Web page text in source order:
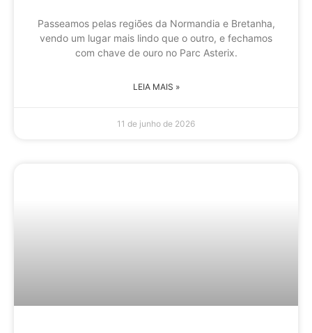
Passeamos pelas regiões da Normandia e Bretanha,
vendo um lugar mais lindo que o outro, e fechamos
com chave de ouro no Parc Asterix.
LEIA MAIS »
11 de junho de 2026